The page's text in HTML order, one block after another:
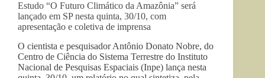
Estudo “O Futuro Climático da Amazônia” será
lançado em SP nesta quinta, 30/10, com
apresentação e coletiva de imprensa
O cientista e pesquisador Antônio Donato Nobre, do
Centro de Ciência do Sistema Terrestre do Instituto
Nacional de Pesquisas Espaciais (Inpe) lança nesta